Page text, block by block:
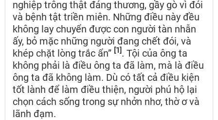
nghiệp trông thật đáng thương, gầy gò vì đói
và bệnh tật triền miên. Những điều này đều
không lay chuyển được con người tàn nhẫn
ấy, bỏ mặc những người đang chết đói, và
khép chặt lòng trắc ẩn” [1] . Tội của ông ta
không phải là điều ông ta đã làm, mà là điều
ông ta đã không làm. Dù có tất cả điều kiện
tốt lành để làm điều thiện, người phú hộ lại
chọn cách sống trong sự nhởn nhơ, thờ ơ và
lãnh đạm.